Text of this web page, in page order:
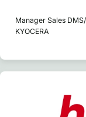
Manager Sales
KYOCERA